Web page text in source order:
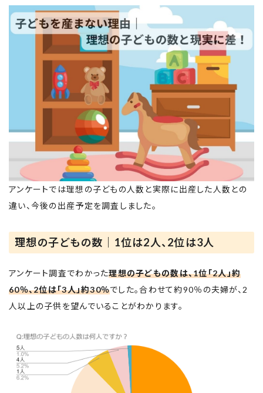
アンケートでは理想の子どもの人数と実際に出産した人数との
違い、今後の出産予定を調査しました。
理想の子どもの数｜1位は2人、2位は3人
アンケート調査でわかった理想の子どもの数は、1位「2人」約
60％、2位は「3人」約30％でした。合わせて約90％の夫婦が、2
人以上の子供を望んでいることがわかります。